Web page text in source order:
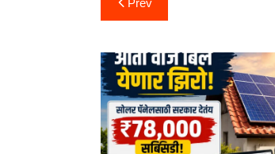
navigation
Prev